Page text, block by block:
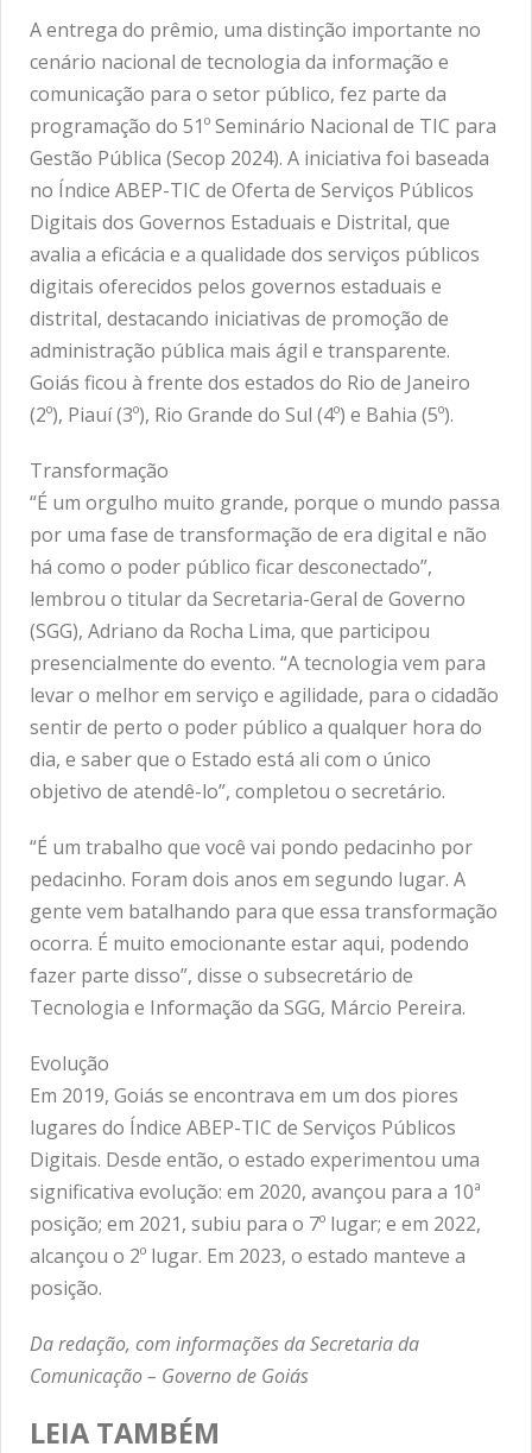
A entrega do prêmio, uma distinção importante no
cenário nacional de tecnologia da informação e
comunicação para o setor público, fez parte da
programação do 51º Seminário Nacional de TIC para
Gestão Pública (Secop 2024). A iniciativa foi baseada
no Índice ABEP-TIC de Oferta de Serviços Públicos
Digitais dos Governos Estaduais e Distrital, que
avalia a eficácia e a qualidade dos serviços públicos
digitais oferecidos pelos governos estaduais e
distrital, destacando iniciativas de promoção de
administração pública mais ágil e transparente.
Goiás ficou à frente dos estados do Rio de Janeiro
(2º), Piauí (3º), Rio Grande do Sul (4º) e Bahia (5º).
Transformação
“É um orgulho muito grande, porque o mundo passa
por uma fase de transformação de era digital e não
há como o poder público ficar desconectado”,
lembrou o titular da Secretaria-Geral de Governo
(SGG), Adriano da Rocha Lima, que participou
presencialmente do evento. “A tecnologia vem para
levar o melhor em serviço e agilidade, para o cidadão
sentir de perto o poder público a qualquer hora do
dia, e saber que o Estado está ali com o único
objetivo de atendê-lo”, completou o secretário.
“É um trabalho que você vai pondo pedacinho por
pedacinho. Foram dois anos em segundo lugar. A
gente vem batalhando para que essa transformação
ocorra. É muito emocionante estar aqui, podendo
fazer parte disso”, disse o subsecretário de
Tecnologia e Informação da SGG, Márcio Pereira.
Evolução
Em 2019, Goiás se encontrava em um dos piores
lugares do Índice ABEP-TIC de Serviços Públicos
Digitais. Desde então, o estado experimentou uma
significativa evolução: em 2020, avançou para a 10ª
posição; em 2021, subiu para o 7º lugar; e em 2022,
alcançou o 2º lugar. Em 2023, o estado manteve a
posição.
Da redação, com informações da Secretaria da
Comunicação – Governo de Goiás
LEIA TAMBÉM